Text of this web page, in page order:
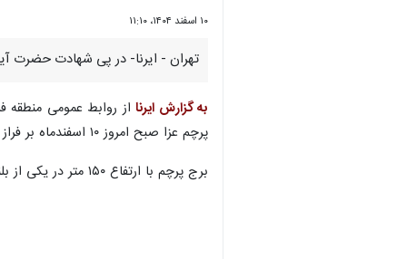
۱۰ اسفند ۱۴۰۴، ۱۱:۱۰